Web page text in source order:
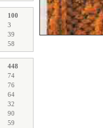
100
3
39
58
448
74
76
64
32
90
59